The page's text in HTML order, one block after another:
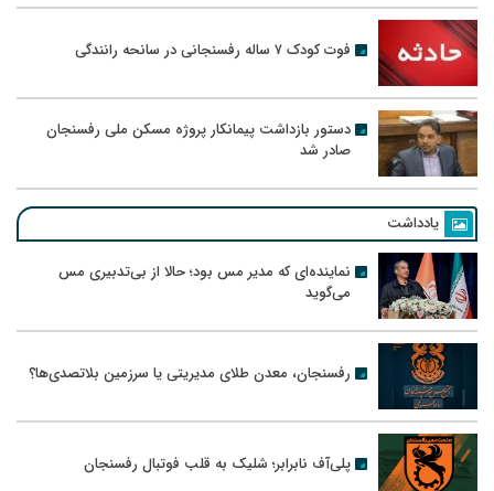
فوت کودک ۷ ساله رفسنجانی در سانحه رانندگی
دستور بازداشت پیمانکار پروژه مسکن ملی رفسنجان
صادر شد
یادداشت
نماینده‌ای که مدیر مس بود؛ حالا از بی‌تدبیری مس
می‌گوید
رفسنجان، معدن طلای مدیریتی یا سرزمین بلاتصدی‌ها؟
پلی‌آف نابرابر؛ شلیک به قلب فوتبال رفسنجان